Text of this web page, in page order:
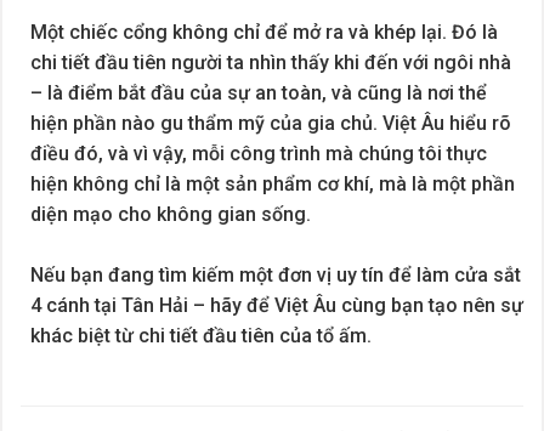
Một chiếc cổng không chỉ để mở ra và khép lại. Đó là
chi tiết đầu tiên người ta nhìn thấy khi đến với ngôi nhà
– là điểm bắt đầu của sự an toàn, và cũng là nơi thể
hiện phần nào gu thẩm mỹ của gia chủ. Việt Âu hiểu rõ
điều đó, và vì vậy, mỗi công trình mà chúng tôi thực
hiện không chỉ là một sản phẩm cơ khí, mà là một phần
diện mạo cho không gian sống.
Nếu bạn đang tìm kiếm một đơn vị uy tín để làm cửa sắt
4 cánh tại Tân Hải – hãy để Việt Âu cùng bạn tạo nên sự
khác biệt từ chi tiết đầu tiên của tổ ấm.